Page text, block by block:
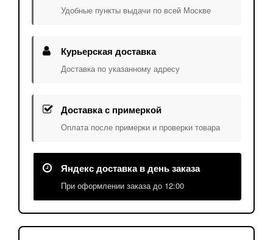
Удобные пункты выдачи по всей Москве
Курьерская доставка
Доставка по указанному адресу
Доставка с примеркой
Оплата после примерки и проверки товара
Яндекс доставка в день заказа
При оформлении заказа до 12:00